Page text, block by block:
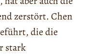
zerstört. Chen
die die
stark